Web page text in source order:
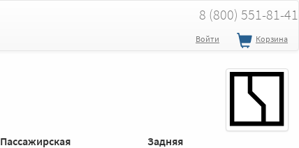
8 (800) 551-81-41
Войти Корзина
Пассажирская Задняя